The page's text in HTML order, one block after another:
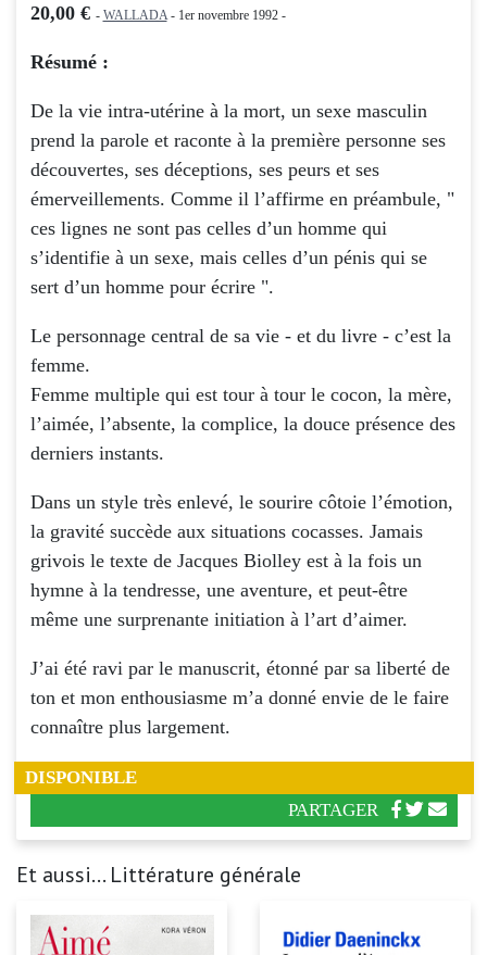
20,00 € - WALLADA- 1er novembre 1992 -
Résumé :
De la vie intra-utérine à la mort, un sexe masculin
prend la parole et raconte à la première personne ses
découvertes, ses déceptions, ses peurs et ses
émerveillements. Comme il l’affirme en préambule, "
ces lignes ne sont pas celles d’un homme qui
s’identifie à un sexe, mais celles d’un pénis qui se
sert d’un homme pour écrire ".
Le personnage central de sa vie - et du livre - c’est la
femme.
Femme multiple qui est tour à tour le cocon, la mère,
l’aimée, l’absente, la complice, la douce présence des
derniers instants.
Dans un style très enlevé, le sourire côtoie l’émotion,
la gravité succède aux situations cocasses. Jamais
grivois le texte de Jacques Biolley est à la fois un
hymne à la tendresse, une aventure, et peut-être
même une surprenante initiation à l’art d’aimer.
J’ai été ravi par le manuscrit, étonné par sa liberté de
ton et mon enthousiasme m’a donné envie de le faire
connaître plus largement.
DISPONIBLE
PARTAGER
Et aussi... Littérature générale